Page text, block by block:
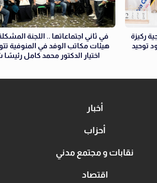
ركيزة
توحيد
في ثاني اجتماعاتها .. اللجنة
هيئات مكاتب الوفد في المنوفية
اختيار الدكتور محمد كامل رئيسًا
أخبار
أحزاب
نقابات و مجتمع مدني
اقتصاد